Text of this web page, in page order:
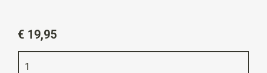
kobaltblauw
Kwaliteit
€ 19,95